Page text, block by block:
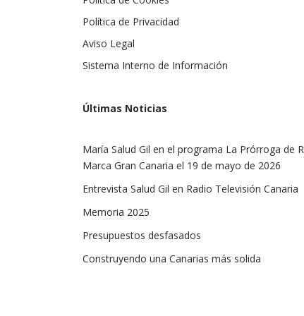
Política de Privacidad
Aviso Legal
Sistema Interno de Información
Últimas Noticias
María Salud Gil en el programa La Prórroga de
Marca Gran Canaria el 19 de mayo de 2026
Entrevista Salud Gil en Radio Televisión Canaria
Memoria 2025
Presupuestos desfasados
Construyendo una Canarias más solida